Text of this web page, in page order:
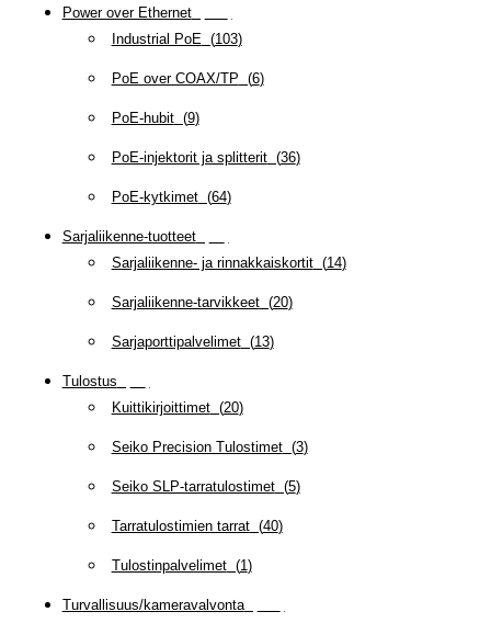
Power over Ethernet(
Industrial PoE(103)
PoE over COAX/TP (6)
PoE-hubit(9)
PoE-injektorit ja splitterit(36)
PoE-kytkimet(64)
Sarjaliikenne-tuotteet(
Sarjaliikenne- ja rinnakkaiskortit(14)
Sarjaliikenne-tarvikkeet(20)
Sarjaporttipalvelimet(13)
Tulostus
Kuittikirjoittimet(20)
Seiko Precision Tulostimet(3)
Seiko SLP-tarratulostimet(5)
Tarratulostimien tarrat(40)
Tulostinpalvelimet(1)
Turvallisuus/kameravalvonta(